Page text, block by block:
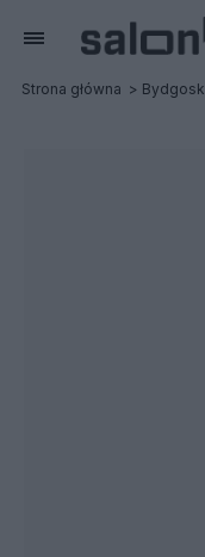
Strona główna